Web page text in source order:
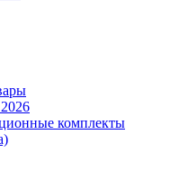
комплекты